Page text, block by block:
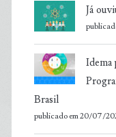
Já
Idema
Brasil
publicado em 20/07/